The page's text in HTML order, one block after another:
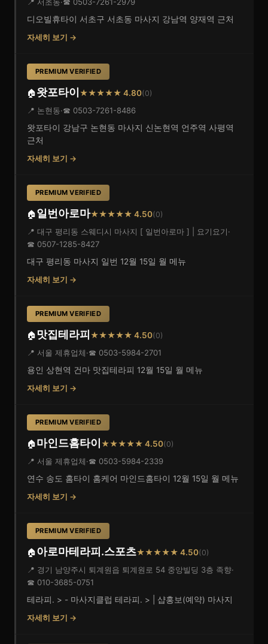
디오빌휴타이 서초구 서초동 마사지 강남역 양재역 근처
자세히 보기 →
PREMIUM VERIFIED
🏠왓포타이★★★★★ 4.80(0)
📍 논현동·☎ 0503-7261-8486
왓포타이 강남구 논현동 마사지 신논현역 언주역 사평역
근처
자세히 보기 →
PREMIUM VERIFIED
🏠일번아로마★★★★★ 4.50(0)
📍 대구 평리동 스웨디시 마사지 [ 일번아로마 ] | 요기요기·
☎ 0507-1285-8427
대구 평리동 마사지 일번 12월 15일 월 메뉴
자세히 보기 →
PREMIUM VERIFIED
🏠 맛집테라피★★★★★ 4.50(0)
📍 서울 제휴업체·☎ 0503-5984-2701
용인 상현역 건마 맛집테라피 12월 15일 월 메뉴
자세히 보기 →
PREMIUM VERIFIED
🏠마인드홈타이★★★★★ 4.50(0)
📍 서울 제휴업체·☎ 0503-5984-2339
연수 송도 홈타이 홈케어 마인드홈타이 12월 15일 월 메뉴
자세히 보기 →
PREMIUM VERIFIED
🏠아로마테라피.스포츠★★★★★ 4.50(0)
📍 경기 남양주시 퇴계원읍 퇴계원로 54 중앙빌딩 3층 족향·
☎ 010-3685-0751
테라피. > - 마사지클럽 테라피. > | 샵홍보(예약) 마사지
자세히 보기 →